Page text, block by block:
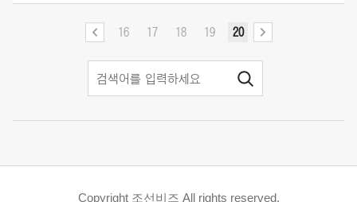
16 17 18 19 20
Copyright 조선비즈 All rights reserved.